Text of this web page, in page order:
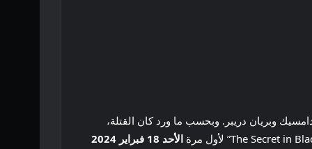
وبريان دريبر. وبحسب ما ورد كان القتلة،
الأحد 18 فبراير 2024